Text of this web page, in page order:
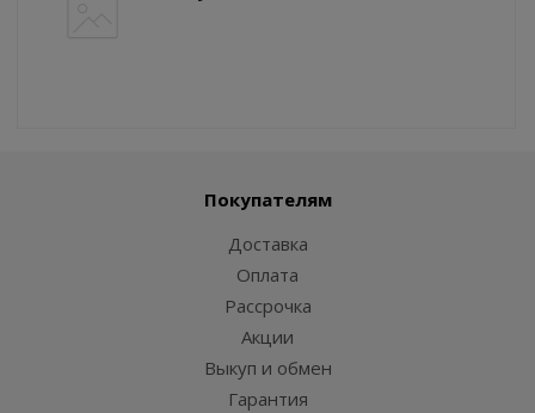
Покупателям
Доставка
Оплата
Рассрочка
Акции
Выкуп и обмен
Гарантия